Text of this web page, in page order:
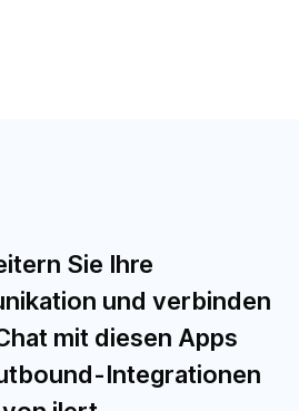
Sie Ihre
und verbinden
mit diesen Apps
Integrationen